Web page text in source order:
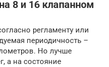
8 и 16 клапанном
регламенту или
периодичность –
Но лучше
а на состояние